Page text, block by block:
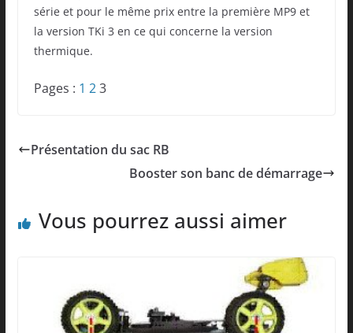
série et pour le même prix entre la première MP9 et
la version TKi 3 en ce qui concerne la version
thermique.
Pages : 1 23
Présentation du sac RB
Booster son banc de démarrage
Vous pourrez aussi aimer